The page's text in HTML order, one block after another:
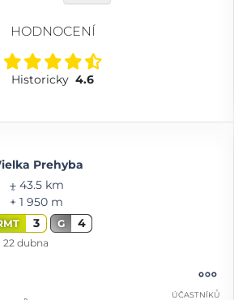
HODNOCENÍ
Historicky 4.6
Prehyba
⨦ 43.5 km
+ 1 950 m
3 G 4
22 dubna
ÚČASTNÍKŮ